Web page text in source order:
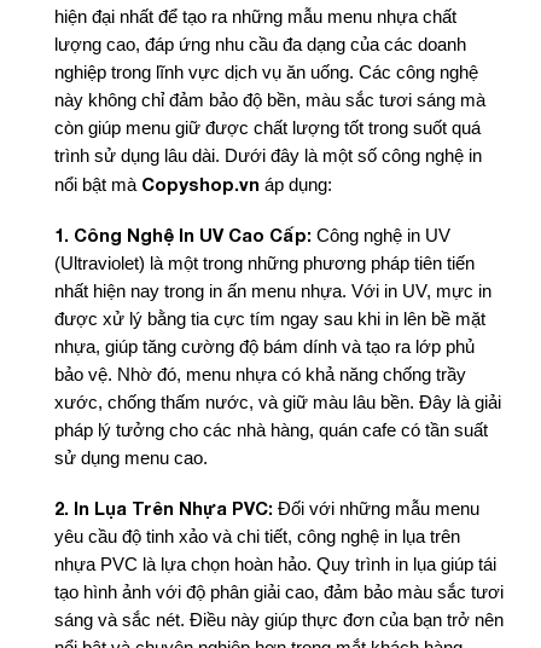
hiện đại nhất để tạo ra những mẫu menu nhựa chất
lượng cao, đáp ứng nhu cầu đa dạng của các doanh
nghiệp trong lĩnh vực dịch vụ ăn uống. Các công nghệ
này không chỉ đảm bảo độ bền, màu sắc tươi sáng mà
còn giúp menu giữ được chất lượng tốt trong suốt quá
trình sử dụng lâu dài. Dưới đây là một số công nghệ in
nổi bật mà Copyshop.vn áp dụng:
1. Công Nghệ In UV Cao Cấp: Công nghệ in UV
(Ultraviolet) là một trong những phương pháp tiên tiến
nhất hiện nay trong in ấn menu nhựa. Với in UV, mực in
được xử lý bằng tia cực tím ngay sau khi in lên bề mặt
nhựa, giúp tăng cường độ bám dính và tạo ra lớp phủ
bảo vệ. Nhờ đó, menu nhựa có khả năng chống trầy
xước, chống thấm nước, và giữ màu lâu bền. Đây là giải
pháp lý tưởng cho các nhà hàng, quán cafe có tần suất
sử dụng menu cao.
2. In Lụa Trên Nhựa PVC: Đối với những mẫu menu
yêu cầu độ tinh xảo và chi tiết, công nghệ in lụa trên
nhựa PVC là lựa chọn hoàn hảo. Quy trình in lụa giúp tái
tạo hình ảnh với độ phân giải cao, đảm bảo màu sắc tươi
sáng và sắc nét. Điều này giúp thực đơn của bạn trở nên